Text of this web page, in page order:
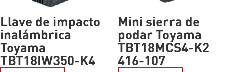
Llave de impacto
inalámbrica
Toyama
TBT18IW350-K4
Mini sierra de
podar Toyama
TBT18MCS4-K2
416-107